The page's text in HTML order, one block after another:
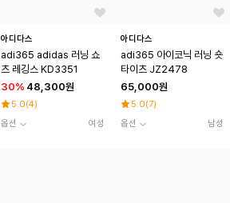
아디다스
adi365 adidas 러닝 쇼
츠 레깅스 KD3351
30% 48,300원
5.0(4)
옵션
여성
아디다스
adi365 아이코닉 러닝 숏
타이츠 JZ2478
65,000원
5.0(7)
옵션
남성